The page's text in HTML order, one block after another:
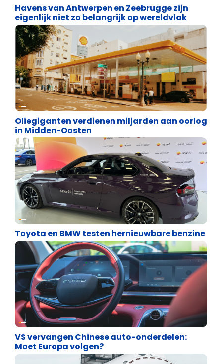
Havens van Antwerpen en Zeebrugge zijn
eigenlijk niet zo belangrijk op wereldvlak
Energie en transport
Oliegiganten verdienen miljarden aan oorlog
in Midden-Oosten
Energie en transport
Toyota en BMW testen hernieuwbare benzine
Energie en transport
VS vervangen Chinese auto-onderdelen:
Moet Europa volgen?